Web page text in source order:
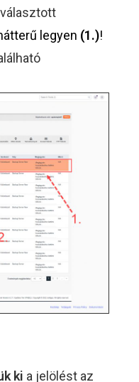
legyen (1.)!
ki a jelölést az